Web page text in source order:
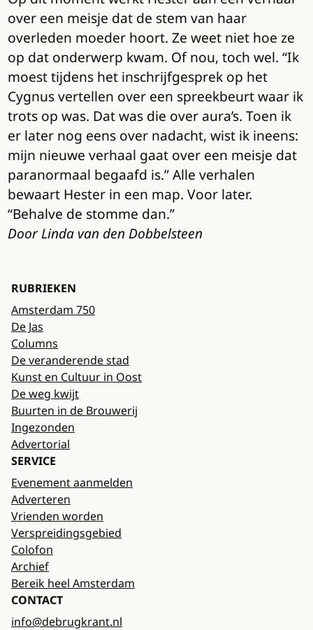
over een meisje dat de stem van haar
overleden moeder hoort. Ze weet niet hoe ze
op dat onderwerp kwam. Of nou, toch wel. “Ik
moest tijdens het inschrijfgesprek op het
Cygnus vertellen over een spreekbeurt waar ik
trots op was. Dat was die over aura’s. Toen ik
er later nog eens over nadacht, wist ik ineens:
mijn nieuwe verhaal gaat over een meisje dat
paranormaal begaafd is.” Alle verhalen
bewaart Hester in een map. Voor later.
“Behalve de stomme dan.”
Door Linda van den Dobbelsteen
RUBRIEKEN
Amsterdam 750
De Jas
Columns
De veranderende stad
Kunst en Cultuur in Oost
De weg kwijt
Buurten in de Brouwerij
Ingezonden
Advertorial
SERVICE
Evenement aanmelden
Adverteren
Vrienden worden
Verspreidingsgebied
Colofon
Archief
Bereik heel Amsterdam
CONTACT
info@debrugkrant.nl